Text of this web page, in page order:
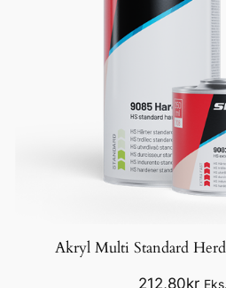
Akryl Multi Standard
212,80kr